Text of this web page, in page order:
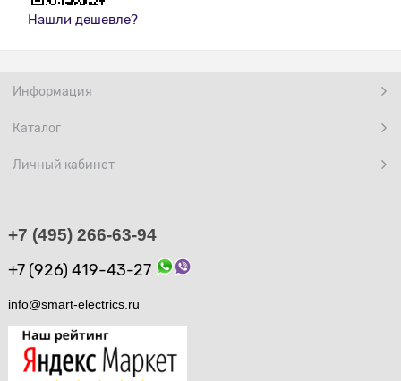
Нашли дешевле?
Информация
Каталог
Личный кабинет
+7 (495) 266-63-94
+7 (926) 419-43-27
info@smart-electrics.ru